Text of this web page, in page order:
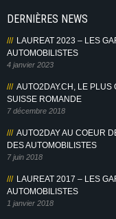
DERNIÈRES NEWS
LAUREAT 2023 – LES
AUTOMOBILISTES
4 janvier 2023
AUTO2DAY.CH, LE PLUS
SUISSE ROMANDE
7 décembre 2018
AUTO2DAY AU COEUR
DES AUTOMOBILISTES
7 juin 2018
LAUREAT 2017 – LES
AUTOMOBILISTES
1 janvier 2018